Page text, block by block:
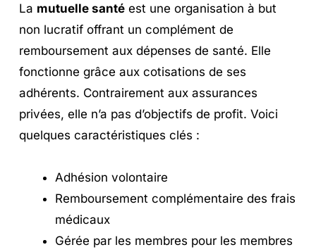
La mutuelle santé est une organisation à but
non lucratif offrant un complément de
remboursement aux dépenses de santé. Elle
fonctionne grâce aux cotisations de ses
adhérents. Contrairement aux assurances
privées, elle n’a pas d’objectifs de profit. Voici
quelques caractéristiques clés :
Adhésion volontaire
Remboursement complémentaire des frais
médicaux
Gérée par les membres pour les membres